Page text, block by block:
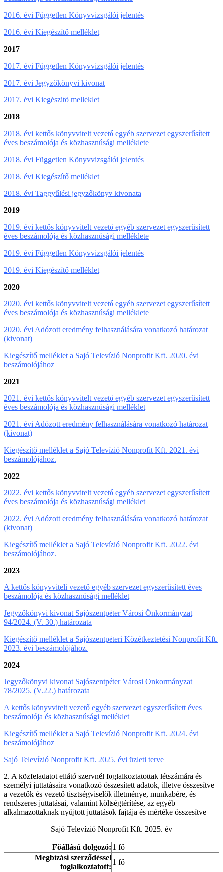
2016. évi Független Könyvvizsgálói jelentés
2016. évi Kiegészítő melléklet
2017
2017. évi Független Könyvvizsgálói jelentés
2017. évi Jegyzőkönyvi kivonat
2017. évi Kiegészítő melléklet
2018
2018. évi kettős könyvvitelt vezető egyéb szervezet egyszerűsített
éves beszámolója és közhasznúsági melléklete
2018. évi Független Könyvvizsgálói jelentés
2018. évi Kiegészítő melléklet
2018. évi Taggyűlési jegyzőkönyv kivonata
2019
2019. évi kettős könyvvitelt vezető egyéb szervezet egyszerűsített
éves beszámolója és közhasznúsági melléklete
2019. évi Független Könyvvizsgálói jelentés
2019. évi Kiegészítő melléklet
2020
2020. évi kettős könyvvitelt vezető egyéb szervezet egyszerűsített
éves beszámolója és közhasznúsági melléklete
2020. évi Adózott eredmény felhasználására vonatkozó határozat
(kivonat)
Kiegészítő melléklet a Sajó Televízió Nonprofit Kft. 2020. évi
beszámolójához
2021
2021. évi kettős könyvvitelt vezető egyéb szervezet egyszerűsített
éves beszámolója és közhasznúsági melléklet
2021. évi Adózott eredmény felhasználására vonatkozó határozat
(kivonat)
Kiegészítő melléklet a Sajó Televízió Nonprofit Kft. 2021. évi
beszámolójához.
2022
2022. évi kettős könyvvitelt vezető egyéb szervezet egyszerűsített
éves beszámolója és közhasznúsági melléklet
2022. évi Adózott eredmény felhasználására vonatkozó határozat
(kivonat)
Kiegészítő melléklet a Sajó Televízió Nonprofit Kft. 2022. évi
beszámolójához.
2023
A kettős könyvviteli vezető egyéb szervezet egyszerűsített éves
beszámolója és közhasznúsági melléklet
Jegyzőkönyvi kivonat Sajószentpéter Városi Önkormányzat
94/2024. (V. 30.) határozata
Kiegészítő melléklet a Sajószentpéteri Közétkeztetési Nonprofit Kft.
2023. évi beszámolójához.
2024
Jegyzőkönyvi kivonat Sajószentpéter Városi Önkormányzat
78/2025. (V.22.) határozata
A kettős könyvvitelt vezető egyéb szervezet egyszerűsített éves
beszámolója és közhasznúsági melléklet
Kiegészítő melléklet a Sajó Televízió Nonprofit Kft. 2024. évi
beszámolójához
Sajó Televízió Nonprofit Kft. 2025. évi üzleti terve
2. A közfeladatot ellátó szervnél foglalkoztatottak létszámára és
személyi juttatásaira vonatkozó összesített adatok, illetve összesítve
a vezetők és vezető tisztségviselők illetménye, munkabére, és
rendszeres juttatásai, valamint költségtérítése, az egyéb
alkalmazottaknak nyújtott juttatások fajtája és mértéke összesítve
Sajó Televízió Nonprofit Kft. 2025. év
Főállású dolgozó: 1 fő
Megbízási szerződéssel
foglalkoztatott:
1 fő